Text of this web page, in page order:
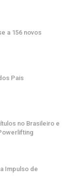
a 156 novos
Pais
no Brasileiro e
Impulso de